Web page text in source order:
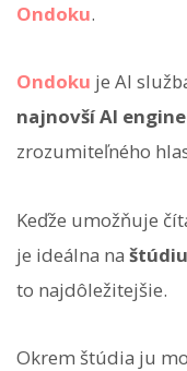
Ondoku.
Ondoku je AI
najnovší AI engine
zrozumiteľného
Keďže umožňuje
je ideálna na
to najdôležitejšie.
Okrem štúdia ju